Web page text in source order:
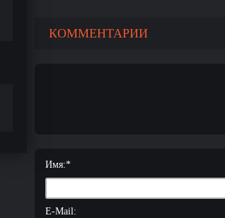
КОММЕНТАРИИ
Имя:*
E-Mail: